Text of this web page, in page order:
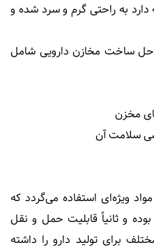
به راحتی گرم و سرد شده و
ساخت مخازن دارویی شامل
ویژه‌ای استفاده می‌گردد که
و ثانیاً قابلیت حمل و نقل
برای تولید دارو را داشته